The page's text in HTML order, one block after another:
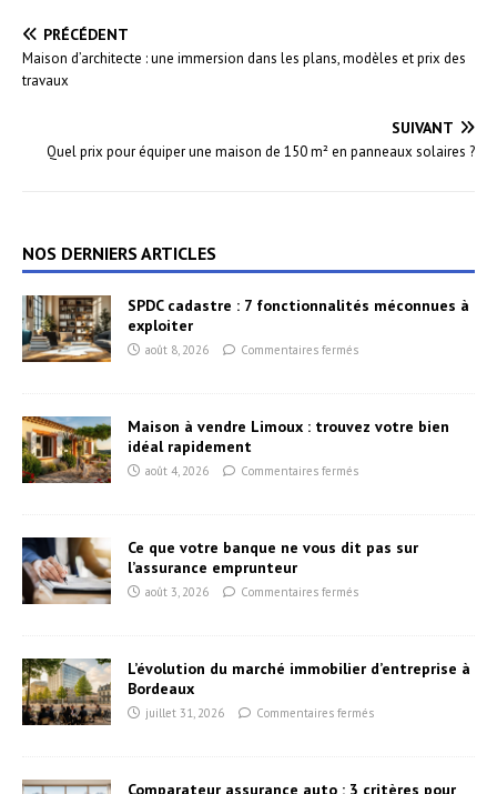
PRÉCÉDENT
Maison d’architecte : une immersion dans les plans, modèles et prix des
travaux
SUIVANT
Quel prix pour équiper une maison de 150 m² en panneaux solaires ?
NOS DERNIERS ARTICLES
SPDC cadastre : 7 fonctionnalités méconnues à
exploiter
août 8, 2026 Commentaires fermés
Maison à vendre Limoux : trouvez votre bien
idéal rapidement
août 4, 2026 Commentaires fermés
Ce que votre banque ne vous dit pas sur
l’assurance emprunteur
août 3, 2026 Commentaires fermés
L’évolution du marché immobilier d’entreprise à
Bordeaux
juillet 31, 2026 Commentaires fermés
Comparateur assurance auto : 3 critères pour